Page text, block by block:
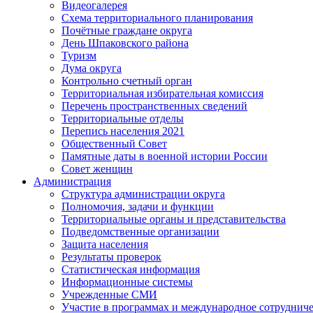
Видеогалерея
Схема территориального планирования
Почётные граждане округа
День Шпаковского района
Туризм
Дума округа
Контрольно счетный орган
Территориальная избирательная комиссия
Перечень пространственных сведений
Территориальные отделы
Перепись населения 2021
Общественный Совет
Памятные даты в военной истории России
Совет женщин
Администрация
Структура администрации округа
Полномочия, задачи и функции
Территориальные органы и представительства
Подведомственные организации
Защита населения
Результаты проверок
Статистическая информация
Информационные системы
Учрежденные СМИ
Участие в программах и международное